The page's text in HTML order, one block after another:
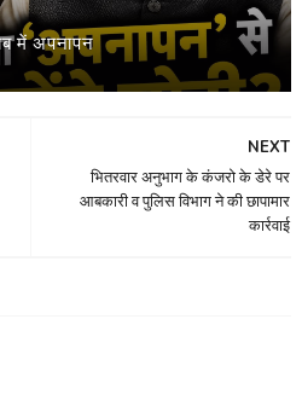
में अपनापन
NEXT
भितरवार अनुभाग के कंजरो के डेरे पर
आबकारी व पुलिस विभाग ने की छापामार
कार्रवाई